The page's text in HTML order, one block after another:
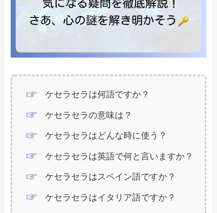
ケセラセラは何語ですか？
ケセラセラの意味は？
ケセラセラはどんな時に使う？
ケセラセラは英語で何と言いますか？
ケセラセラはスペイン語ですか？
ケセラセラはイタリア語ですか？